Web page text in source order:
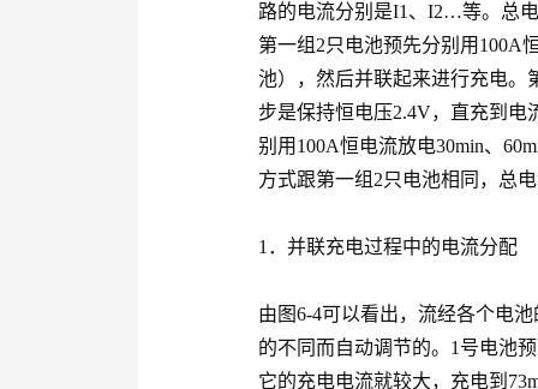
路的电流分别是I1、I2…等。总
第一组2只电池预先分别用100A
池），然后并联起来进行充电。
步是保持恒电压2.4V，直充到电
别用100A恒电流放电30min、
方式跟第一组2只电池相同，总
1．并联充电过程中的电流分配
由图6-4可以看出，流经各个电
的不同而自动调节的。1号电池
它的充电电流就较大，充电到